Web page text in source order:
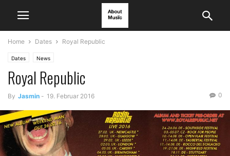
Home Dates Royal Republic
Dates News
Royal Republic
By Jasmin - 19. Februar 2016 0